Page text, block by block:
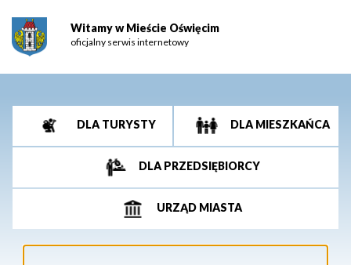
Witamy w Mieście Oświęcim
oficjalny serwis internetowy
DLA TURYSTY DLA MIESZKAŃCA
DLA PRZEDSIĘBIORCY
URZĄD MIASTA